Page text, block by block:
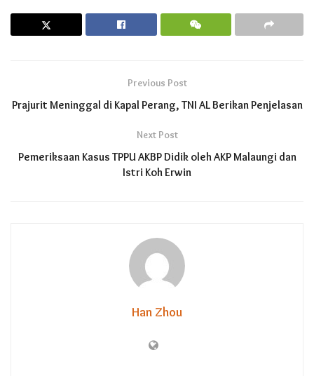
Previous Post
Prajurit Meninggal di Kapal Perang, TNI AL Berikan Penjelasan
Next Post
Pemeriksaan Kasus TPPU AKBP Didik oleh AKP Malaungi dan
Istri Koh Erwin
Han Zhou